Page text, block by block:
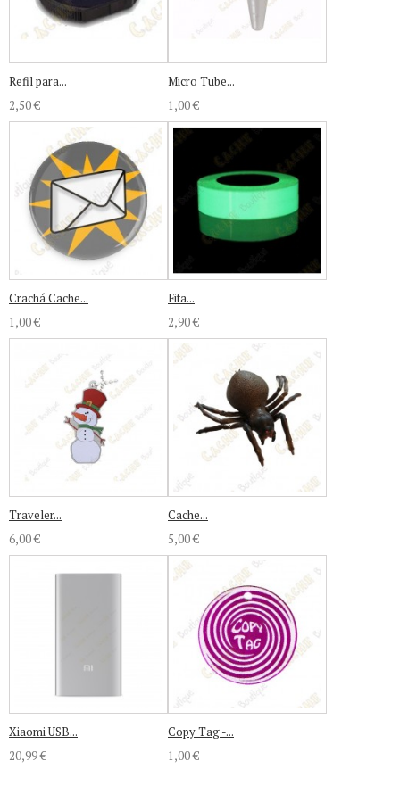
Refil para...
2,50 €
Micro Tube...
1,00 €
Crachá Cache...
1,00 €
Fita...
2,90 €
Traveler...
6,00 €
Cache...
5,00 €
Xiaomi USB...
20,99 €
Copy Tag -...
1,00 €